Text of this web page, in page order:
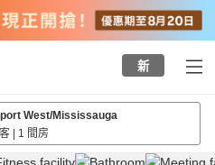
新
West/Mississauga
| 1 間房